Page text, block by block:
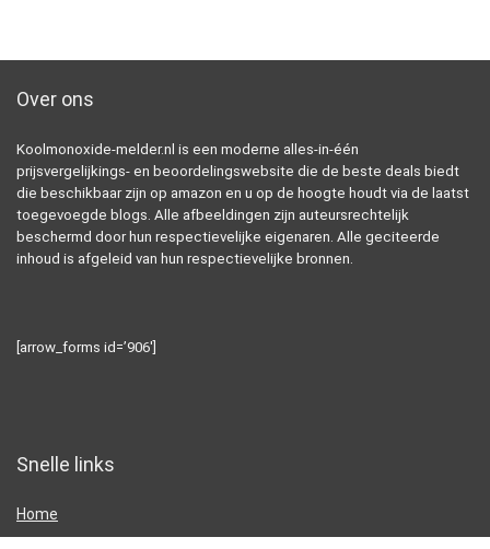
Over ons
Koolmonoxide-melder.nl is een moderne alles-in-één
prijsvergelijkings- en beoordelingswebsite die de beste deals biedt
die beschikbaar zijn op amazon en u op de hoogte houdt via de laatst
toegevoegde blogs. Alle afbeeldingen zijn auteursrechtelijk
beschermd door hun respectievelijke eigenaren. Alle geciteerde
inhoud is afgeleid van hun respectievelijke bronnen.
[arrow_forms id=’906′]
Snelle links
Home